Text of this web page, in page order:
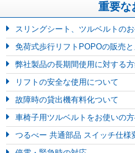
重要な
スリングシート、ツルベルトの
免荷式歩行リフトPOPOの販売
弊社製品の長期間使用に対する
リフトの安全な使用について
故障時の貸出機有料化ついて
車椅子用ツルベルトをお使いの
つるべー 共通部品 スイッチ仕様